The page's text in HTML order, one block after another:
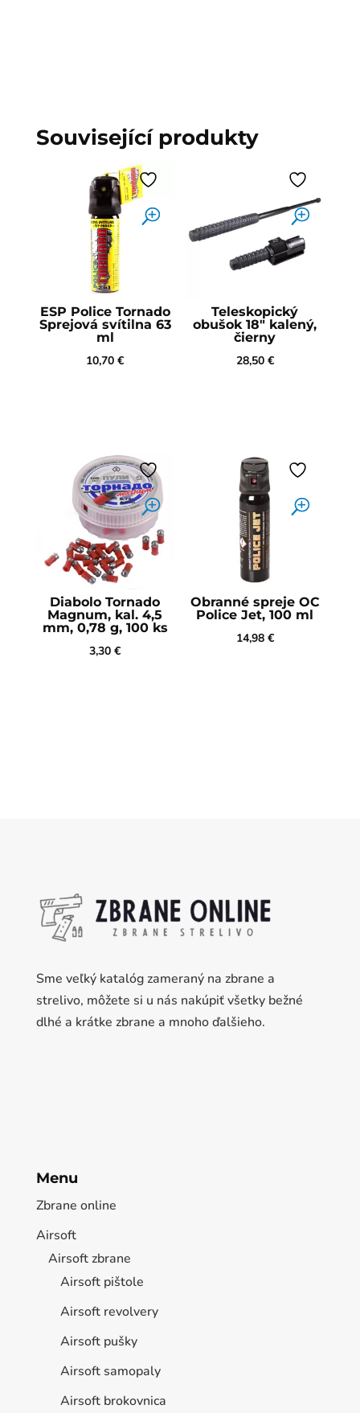
Související produkty
ESP Police Tornado
Sprejová svítilna 63
ml
10,70€
Teleskopický
obušok 18" kalený,
čierny
28,50 €
Diabolo Tornado
Magnum, kal. 4,5
mm, 0,78 g, 100 ks
3,30€
Obranné spreje OC
Police Jet, 100 ml
14,98 €
Sme veľký katalóg zameraný na zbrane a
strelivo, môžete si u nás nakúpiť všetky bežné
dlhé a krátke zbrane a mnoho ďalšieho.
Menu
Zbrane online
Airsoft
Airsoft zbrane
Airsoft pištole
Airsoft revolvery
Airsoft pušky
Airsoft samopaly
Airsoft brokovnica